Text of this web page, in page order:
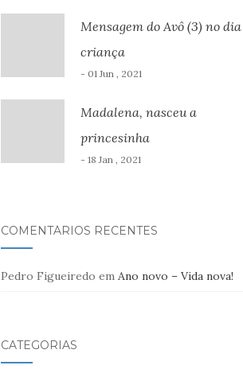
Mensagem do Avô (3) no
criança
- 01 Jun , 2021
Madalena, nasceu a
princesinha
- 18 Jan , 2021
COMENTÁRIOS RECENTES
Pedro Figueiredo em Ano novo – Vida nova!
CATEGORIAS